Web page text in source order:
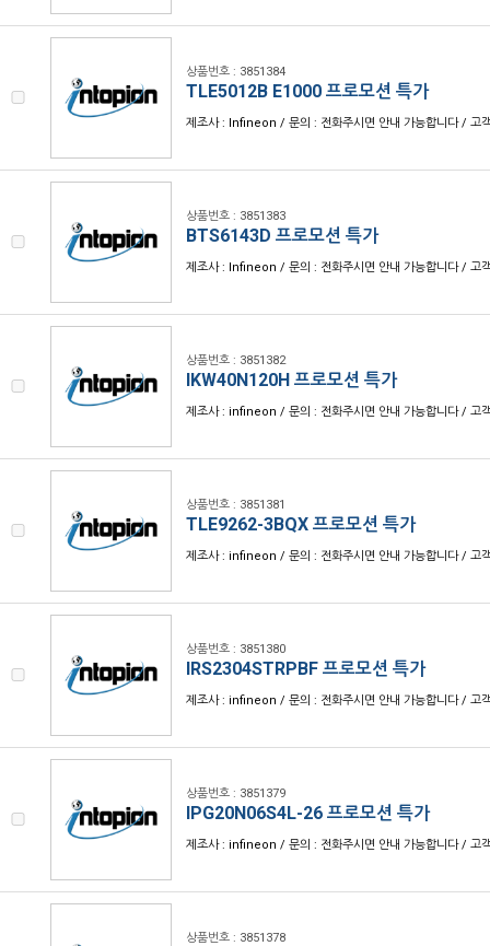
상품번호 : 3851384
TLE5012B E1000 프로모션 특가
제조사 : Infineon / 문의 : 전화주시면 안내 가능합니다 / 고
상품번호 : 3851383
BTS6143D 프로모션 특가
제조사 : Infineon / 문의 : 전화주시면 안내 가능합니다 / 고
상품번호 : 3851382
IKW40N120H 프로모션 특가
제조사 : infineon / 문의 : 전화주시면 안내 가능합니다 / 고
상품번호 : 3851381
TLE9262-3BQX 프로모션 특가
제조사 : infineon / 문의 : 전화주시면 안내 가능합니다 / 고
상품번호 : 3851380
IRS2304STRPBF 프로모션 특가
제조사 : infineon / 문의 : 전화주시면 안내 가능합니다 / 고
상품번호 : 3851379
IPG20N06S4L-26 프로모션 특가
제조사 : infineon / 문의 : 전화주시면 안내 가능합니다 / 고
상품번호 : 3851378